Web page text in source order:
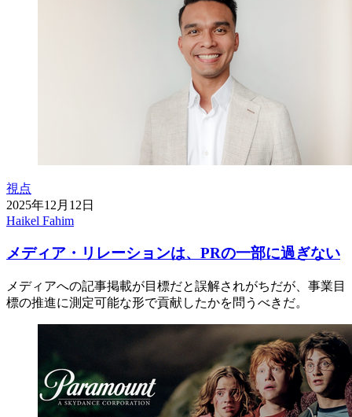
視点
2025年12月12日
Haikel Fahim
メディア・リレーションは、PRの一部に過ぎない
メディアへの記事掲載が目標だと誤解されがちだが、事業目
標の推進に測定可能な形で貢献したかを問うべきだ。